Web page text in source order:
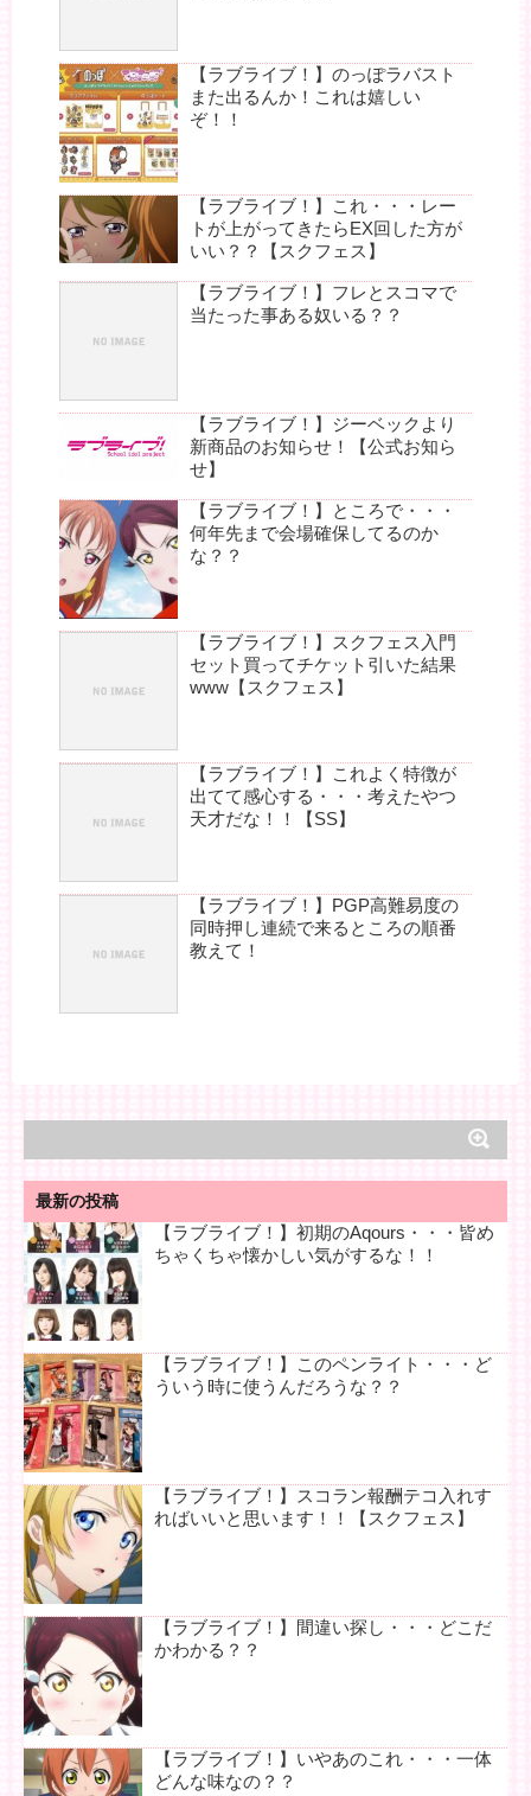
【ラブライブ！】のっぽラバスト
また出るんか！これは嬉しい
ぞ！！
【ラブライブ！】これ・・・レー
トが上がってきたらEX回した方が
いい？？【スクフェス】
【ラブライブ！】フレとスコマで
当たった事ある奴いる？？
【ラブライブ！】ジーベックより
新商品のお知らせ！【公式お知ら
せ】
【ラブライブ！】ところで・・・
何年先まで会場確保してるのか
な？？
【ラブライブ！】スクフェス入門
セット買ってチケット引いた結果
www【スクフェス】
【ラブライブ！】これよく特徴が
出てて感心する・・・考えたやつ
天才だな！！【SS】
【ラブライブ！】PGP高難易度の
同時押し連続で来るところの順番
教えて！
最新の投稿
【ラブライブ！】初期のAqours・・・皆め
ちゃくちゃ懐かしい気がするな！！
【ラブライブ！】このペンライト・・・ど
ういう時に使うんだろうな？？
【ラブライブ！】スコラン報酬テコ入れす
ればいいと思います！！【スクフェス】
【ラブライブ！】間違い探し・・・どこだ
かわかる？？
【ラブライブ！】いやあのこれ・・・一体
どんな味なの？？